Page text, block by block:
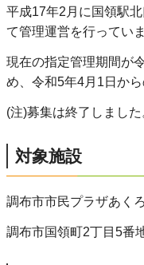
平成17年2月に国領駅
て管理運営を行っていま
現在の指定管理期間が
め、令和5年4月1日か
(注)募集は終了しました
対象施設
調布市市民プラザあく
調布市国領町2丁目5番